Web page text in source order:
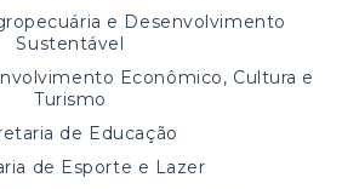
e Desenvolvimento
Sustentável
Econômico, Cultura e
Turismo
de Educação
de Esporte e Lazer